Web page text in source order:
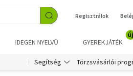
Regisztrálok
IDEGEN NYELVŰ GYEREKJÁTÉK
Segítség Törzsvásárlói